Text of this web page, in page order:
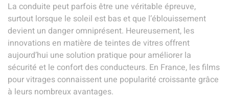
La conduite peut parfois être une véritable épreuve,
surtout lorsque le soleil est bas et que l’éblouissement
devient un danger omniprésent. Heureusement, les
innovations en matière de teintes de vitres offrent
aujourd’hui une solution pratique pour améliorer la
sécurité et le confort des conducteurs. En France, les films
pour vitrages connaissent une popularité croissante grâce
à leurs nombreux avantages.